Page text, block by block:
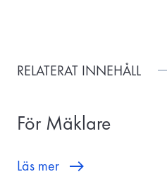
RELATERAT INNEHÅLL
För Mäklare
Läs mer